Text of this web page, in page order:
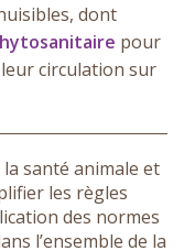
dont
pour
circulation sur
santé animale et
les règles
des normes
l’ensemble de la